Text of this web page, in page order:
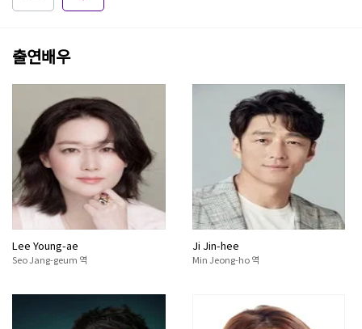
출연배우
Lee Young-ae
Seo Jang-geum 역
Ji Jin-hee
Min Jeong-ho 역